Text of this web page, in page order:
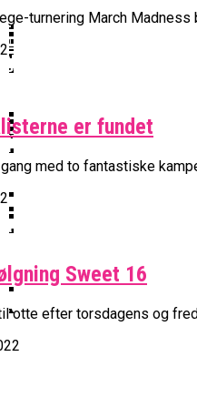
Bakken Bears Åbner
Dansk Tenerife-Talent
Dansk Tenerife-
EuroLeague Udvider
Danske Tobias
EM-
Kvindelandshold
Morten Stig Jensen
Breaking: Team USA
Medie: Lebron James
Ekstra Bladet Har Købt
BørneBasketFonden
Fra Drøm Til Virkelighed:
I Dansk
Stig
turnering March
er fundet
med to fantastiske
Sweet 16
otte efter torsdagens og